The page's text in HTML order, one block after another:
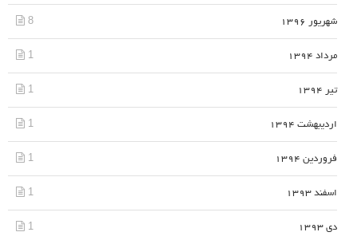
شهریور 1396 8
مرداد 1394 1
تیر 1394 1
اردیبهشت 1394 1
فروردین 1394 1
اسفند 1393 1
دی 1393 1